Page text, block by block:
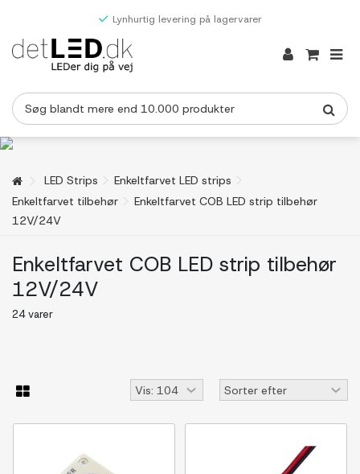
Lynhurtig levering på lagervarer
LED Strips
Enkeltfarvet LED strips
Enkeltfarvet tilbehør
Enkeltfarvet COB LED strip tilbehør
12V/24V
Enkeltfarvet COB LED strip tilbehør
12V/24V
24 varer